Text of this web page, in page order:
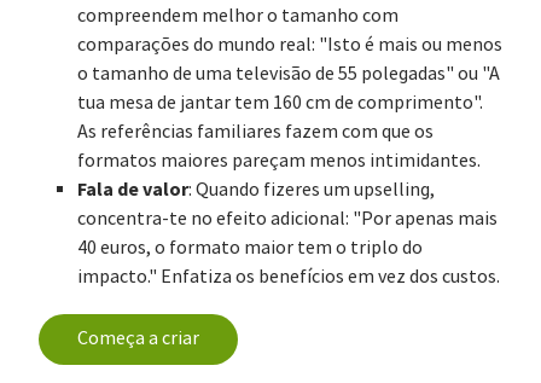
compreendem melhor o tamanho com
comparações do mundo real: "Isto é mais ou menos
o tamanho de uma televisão de 55 polegadas" ou "A
tua mesa de jantar tem 160 cm de comprimento".
As referências familiares fazem com que os
formatos maiores pareçam menos intimidantes.
Fala de valor: Quando fizeres um upselling,
concentra-te no efeito adicional: "Por apenas mais
40 euros, o formato maior tem o triplo do
impacto." Enfatiza os benefícios em vez dos custos.
Começa a criar